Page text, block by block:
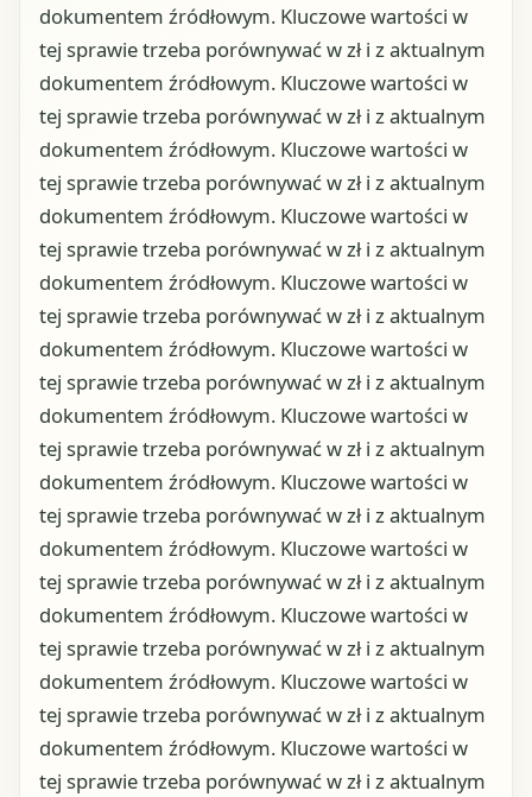
dokumentem źródłowym. Kluczowe wartości w
tej sprawie trzeba porównywać w zł i z aktualnym
dokumentem źródłowym. Kluczowe wartości w
tej sprawie trzeba porównywać w zł i z aktualnym
dokumentem źródłowym. Kluczowe wartości w
tej sprawie trzeba porównywać w zł i z aktualnym
dokumentem źródłowym. Kluczowe wartości w
tej sprawie trzeba porównywać w zł i z aktualnym
dokumentem źródłowym. Kluczowe wartości w
tej sprawie trzeba porównywać w zł i z aktualnym
dokumentem źródłowym. Kluczowe wartości w
tej sprawie trzeba porównywać w zł i z aktualnym
dokumentem źródłowym. Kluczowe wartości w
tej sprawie trzeba porównywać w zł i z aktualnym
dokumentem źródłowym. Kluczowe wartości w
tej sprawie trzeba porównywać w zł i z aktualnym
dokumentem źródłowym. Kluczowe wartości w
tej sprawie trzeba porównywać w zł i z aktualnym
dokumentem źródłowym. Kluczowe wartości w
tej sprawie trzeba porównywać w zł i z aktualnym
dokumentem źródłowym. Kluczowe wartości w
tej sprawie trzeba porównywać w zł i z aktualnym
dokumentem źródłowym. Kluczowe wartości w
tej sprawie trzeba porównywać w zł i z aktualnym